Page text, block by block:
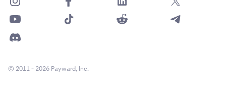
© 2011 - 2026 Payward, Inc.